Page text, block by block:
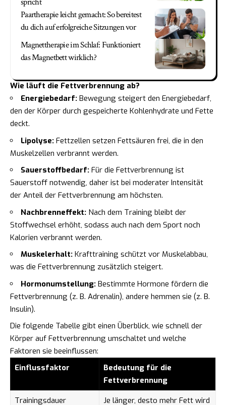
Paartherapie leicht gemacht: So bereitest
du dich auf erfolgreiche Sitzungen vor
Magnettherapie im Schlaf: Funktioniert
das Magnetbett wirklich?
Wie läuft die Fettverbrennung ab?
Energiebedarf: Bewegung steigert den Energiebedarf,
den der Körper durch gespeicherte Kohlenhydrate und Fette
deckt.
Lipolyse: Fettzellen setzen Fettsäuren frei, die in den
Muskelzellen verbrannt werden.
Sauerstoffbedarf: Für die Fettverbrennung ist
Sauerstoff notwendig, daher ist bei moderater Intensität
der Anteil der Fettverbrennung am höchsten.
Nachbrenneffekt: Nach dem Training bleibt der
Stoffwechsel erhöht, sodass auch nach dem Sport noch
Kalorien verbrannt werden.
Muskelerhalt: Krafttraining schützt vor Muskelabbau,
was die Fettverbrennung zusätzlich steigert.
Hormonumstellung: Bestimmte Hormone fördern die
Fettverbrennung (z. B. Adrenalin), andere hemmen sie (z. B.
Insulin).
Die folgende Tabelle gibt einen Überblick, wie schnell der
Körper auf Fettverbrennung umschaltet und welche
Faktoren sie beeinflussen:
Einflussfaktor
Bedeutung für die
Fettverbrennung
Trainingsdauer
Je länger, desto mehr Fett wird